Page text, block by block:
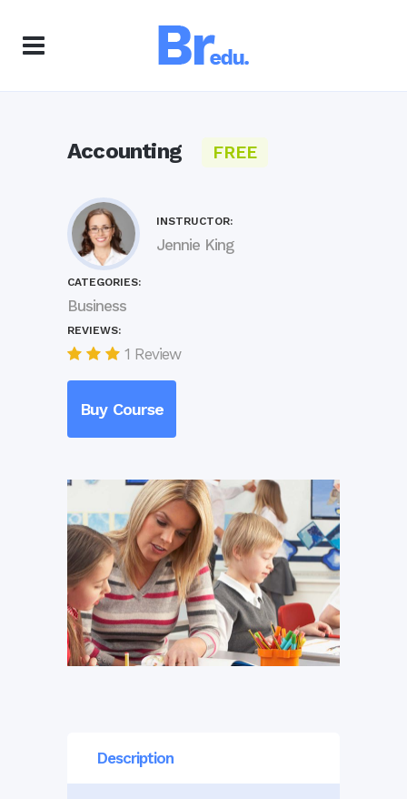
Accounting FREE
INSTRUCTOR:
Jennie King
CATEGORIES:
Business
REVIEWS:
1 Review
Buy Course
Description